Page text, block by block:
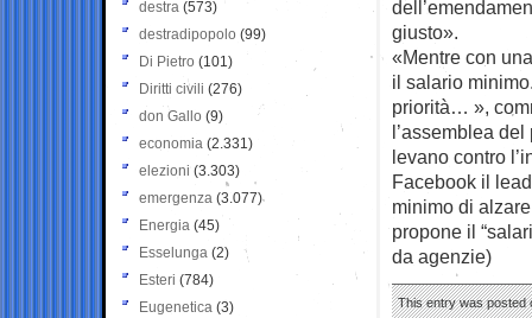
giusto».
«Mentre con
il salario
priorità… »,
l’assemblea
levano contro
Facebook il
minimo di
propone il
da agenzie)
This entry was posted
destra (573)
destradipopolo (99)
Di Pietro (101)
Diritti civili (276)
don Gallo (9)
economia (2.331)
elezioni (3.303)
emergenza (3.077)
Energia (45)
Esselunga (2)
Esteri (784)
Eugenetica (3)